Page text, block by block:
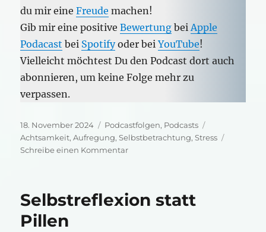
du mir eineFreude machen!
Gib mir eine positiveBewertung bei Apple
Podacast bei Spotifyoder beiYouTube!
Vielleicht möchtest Du den Podcast dort auch
abonnieren, um keine Folge mehr zu
verpassen.
Veröffentlicht
am
18. November 2024 Kategorien
Podcastfolgen, Podcasts
Achtsamkeit,Aufregung,Selbstbetrachtung,Stress
Schreibe einen Kommentarzu
dir
Selbstreflexion statt
Pillen